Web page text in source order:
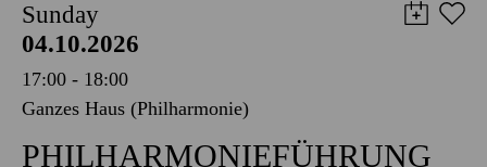
Sunday
04.10.2026
17:00 - 18:00
Ganzes Haus (Philharmonie)
PHILHARMONIEFÜHRUNG